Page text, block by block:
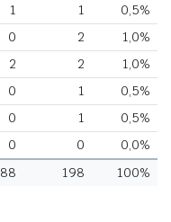
1 1
0,5%
0 2
1,0%
2 2
1,0%
0 1
0,5%
0 1
0,5%
0 0
0,0%
88 198 100%